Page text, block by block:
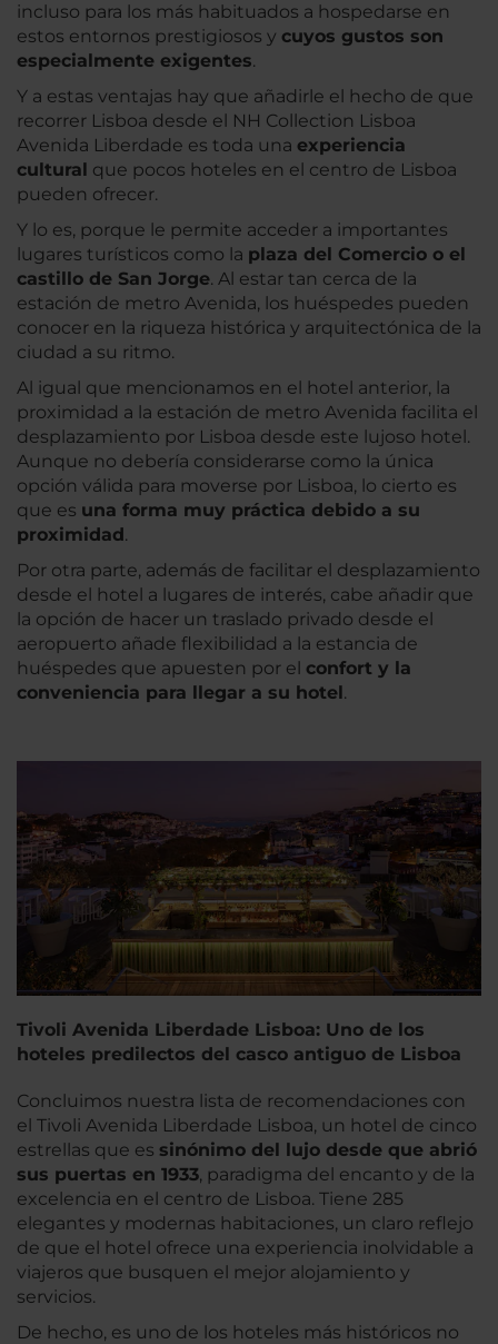
incluso para los más habituados a hospedarse en
estos entornos prestigiosos y cuyos gustos son
especialmente exigentes.
Y a estas ventajas hay que añadirle el hecho de que
recorrer Lisboa desde el NH Collection Lisboa
Avenida Liberdade es toda una experiencia
cultural que pocos hoteles en el centro de Lisboa
pueden ofrecer.
Y lo es, porque le permite acceder a importantes
lugares turísticos como la plaza del Comercio o el
castillo de San Jorge. Al estar tan cerca de la
estación de metro Avenida, los huéspedes pueden
conocer en la riqueza histórica y arquitectónica de la
ciudad a su ritmo.
Al igual que mencionamos en el hotel anterior, la
proximidad a la estación de metro Avenida facilita el
desplazamiento por Lisboa desde este lujoso hotel.
Aunque no debería considerarse como la única
opción válida para moverse por Lisboa, lo cierto es
que es una forma muy práctica debido a su
proximidad.
Por otra parte, además de facilitar el desplazamiento
desde el hotel a lugares de interés, cabe añadir que
la opción de hacer un traslado privado desde el
aeropuerto añade flexibilidad a la estancia de
huéspedes que apuesten por el confort y la
conveniencia para llegar a su hotel.
Tivoli Avenida Liberdade Lisboa: Uno de los
hoteles predilectos del casco antiguo de Lisboa
Concluimos nuestra lista de recomendaciones con
el Tivoli Avenida Liberdade Lisboa, un hotel de cinco
estrellas que es sinónimo del lujo desde que abrió
sus puertas en 1933, paradigma del encanto y de la
excelencia en el centro de Lisboa. Tiene 285
elegantes y modernas habitaciones, un claro reflejo
de que el hotel ofrece una experiencia inolvidable a
viajeros que busquen el mejor alojamiento y
servicios.
De hecho, es uno de los hoteles más históricos no